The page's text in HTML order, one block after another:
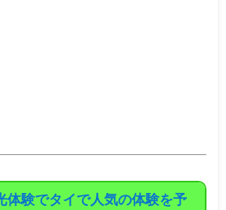
体験でタイで人気の体験を予